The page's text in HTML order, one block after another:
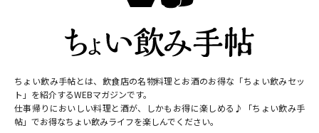
ちょい飲み手帖とは、飲食店の名物料理とお酒のお得な「ちょい飲みセッ
ト」を紹介するWEBマガジンです。
仕事帰りにおいしい料理と酒が、しかもお得に楽しめる♪「ちょい飲み手
帖」でお得なちょい飲みライフを楽しんでください。